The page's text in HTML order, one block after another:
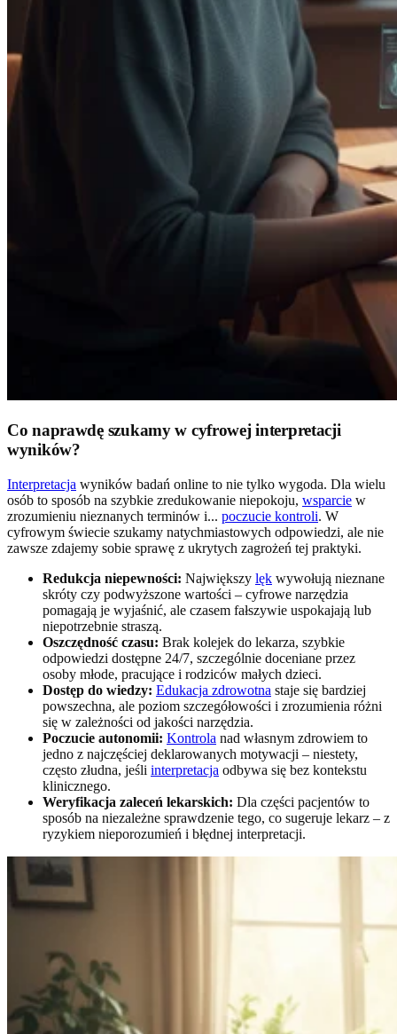
Co naprawdę szukamy w cyfrowej interpretacji
wyników?
Interpretacja wyników badań online to nie tylko wygoda. Dla wielu
osób to sposób na szybkie zredukowanie niepokoju, wsparcie w
zrozumieniu nieznanych terminów i... poczucie kontroli. W
cyfrowym świecie szukamy natychmiastowych odpowiedzi, ale nie
zawsze zdajemy sobie sprawę z ukrytych zagrożeń tej praktyki.
Redukcja niepewności: Największy lęk wywołują nieznane
skróty czy podwyższone wartości – cyfrowe narzędzia
pomagają je wyjaśnić, ale czasem fałszywie uspokajają lub
niepotrzebnie straszą.
Oszczędność czasu: Brak kolejek do lekarza, szybkie
odpowiedzi dostępne 24/7, szczególnie doceniane przez
osoby młode, pracujące i rodziców małych dzieci.
Dostęp do wiedzy: Edukacja zdrowotna staje się bardziej
powszechna, ale poziom szczegółowości i zrozumienia różni
się w zależności od jakości narzędzia.
Poczucie autonomii: Kontrola nad własnym zdrowiem to
jedno z najczęściej deklarowanych motywacji – niestety,
często złudna, jeśli interpretacja odbywa się bez kontekstu
klinicznego.
Weryfikacja zaleceń lekarskich: Dla części pacjentów to
sposób na niezależne sprawdzenie tego, co sugeruje lekarz – z
ryzykiem nieporozumień i błędnej interpretacji.